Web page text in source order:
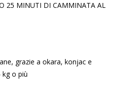
25 MINUTI DI CAMMINATA AL
grazie a okara, konjac e
kg o più